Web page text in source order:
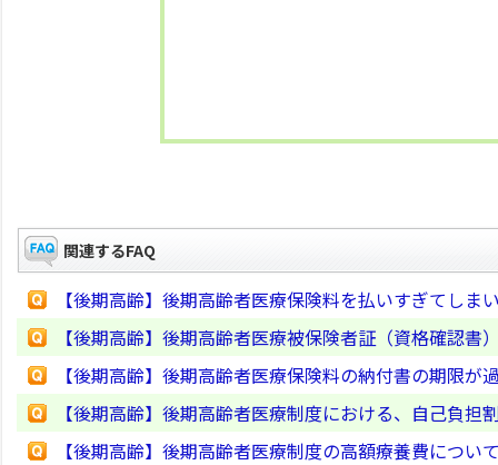
関連するFAQ
【後期高齢】後期高齢者医療保険料を払いすぎてし
【後期高齢】後期高齢者医療被保険者証（資格確認
【後期高齢】後期高齢者医療保険料の納付書の期限が
【後期高齢】後期高齢者医療制度における、自己負担
【後期高齢】後期高齢者医療制度の高額療養費につい